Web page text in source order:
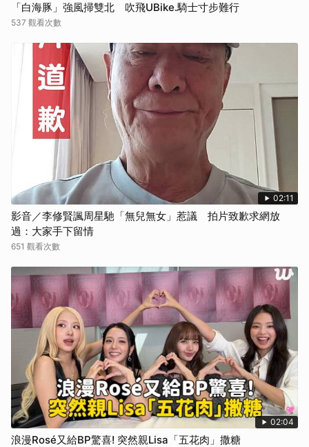
「白海豚」強風掃雙北 吹飛UBike.騎士寸步難行
537 觀看次數
02:11
影音／李修賢諷周星馳「無兒無女」惹議 拍片致歉求網放
過：大家手下留情
651 觀看次數
02:04
浪漫Rosé又給BP驚喜! 突然親Lisa「五花肉」撒糖